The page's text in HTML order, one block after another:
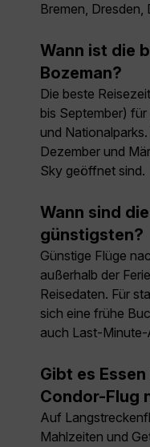
Bremen, Dresden,
Wann ist die
Bozeman?
Die beste
bis September)
und
Dezember und
Sky geöffnet sind.
Wann sind
günstigsten?
Günstige Flüge
außerhalb der
Reisedaten. Für
sich eine frühe
auch Last-
Gibt es
Condor-Flug
Auf
Mahlzeiten und